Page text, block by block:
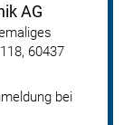
AG
60437
bei